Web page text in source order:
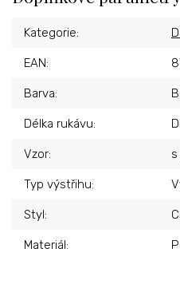
Kategorie:
EAN:
Barva:
Délka rukávu:
Vzor:
Typ výstřihu:
Styl:
Materiál: